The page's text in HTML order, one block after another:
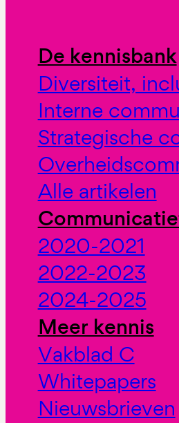
De kennisbank
Diversiteit,
Interne
Strategische
Alle artikelen
2020-2021
2022-2023
2024-2025
Meer kennis
Vakblad C
Whitepapers
Nieuwsbrieven